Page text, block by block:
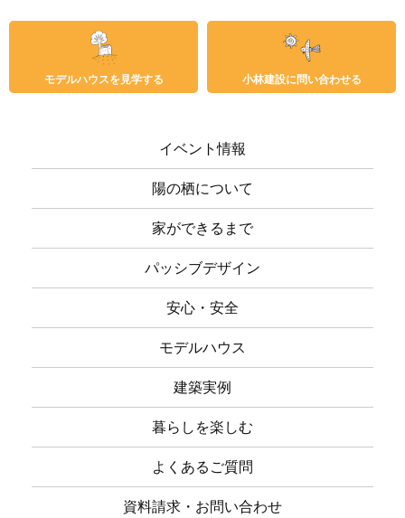
モデルハウスを見学する 小林建設に問い合わせる
イベント情報
陽の栖について
家ができるまで
パッシブデザイン
安心・安全
モデルハウス
建築実例
暮らしを楽しむ
よくあるご質問
資料請求・お問い合わせ